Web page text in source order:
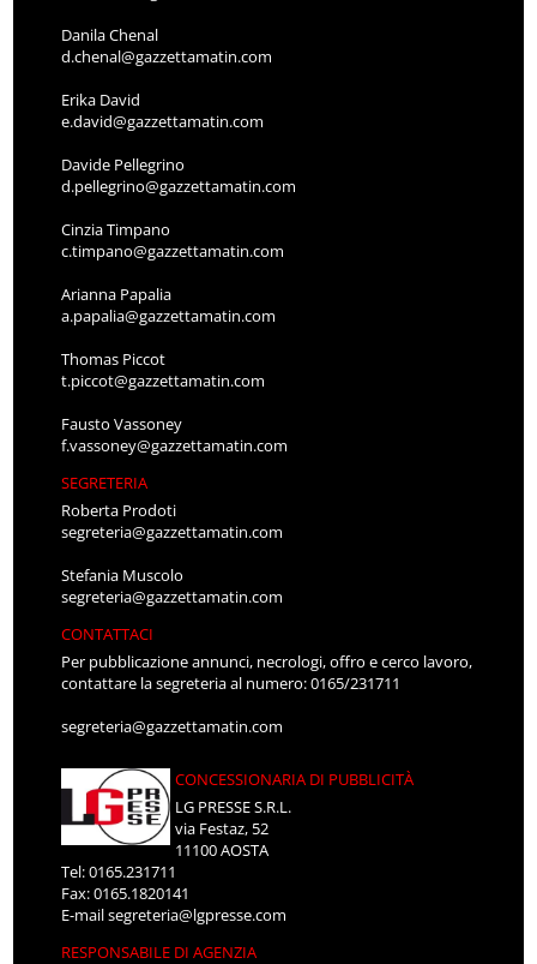
Danila Chenal
d.chenal@gazzettamatin.com
Erika David
e.david@gazzettamatin.com
Davide Pellegrino
d.pellegrino@gazzettamatin.com
Cinzia Timpano
c.timpano@gazzettamatin.com
Arianna Papalia
a.papalia@gazzettamatin.com
Thomas Piccot
t.piccot@gazzettamatin.com
Fausto Vassoney
f.vassoney@gazzettamatin.com
SEGRETERIA
Roberta Prodoti
segreteria@gazzettamatin.com
Stefania Muscolo
segreteria@gazzettamatin.com
CONTATTACI
Per pubblicazione annunci, necrologi, offro e cerco lavoro,
contattare la segreteria al numero: 0165/231711
segreteria@gazzettamatin.com
CONCESSIONARIA DI PUBBLICITÀ
LG PRESSE S.R.L.
via Festaz, 52
11100 AOSTA
Tel: 0165.231711
Fax: 0165.1820141
E-mailsegreteria@lgpresse.com
RESPONSABILE DI AGENZIA